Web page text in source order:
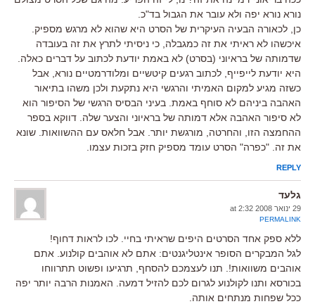
נורא נורא יפה ולא עובר את הגבול בד"כ.
כן, לכאורה הבעיה העיקרית של הסרט היא שהוא לא מרגש מספיק.
איכשהו לא ראיתי את זה כמגבלה, כי ניסיתי לתרץ את זה בעובדה
שדמותה של בראיוני (בסרט) לא באמת יודעת לכתוב על דברים כאלה.
היא יודעת לייפייף, לכתוב רגעים קיטשיים ומלודרמטיים נורא, אבל
כשזה מגיע למקום האמיתי והרגשי היא נתקעת ולכן משהו בתיאור
האהבה ביניהם לא סוחף באמת. בעיני הבסיס הרגשי של הסיפור הוא
לא סיפור האהבה אלא דמותה של בראיוני והצער שלה. דווקא בספר
ההחמצה הזו, והחרטה, מורגשת יותר. אבל חלאס עם ההשוואות. שונא
את זה. "כפרה" הסרט עומד מספיק חזק בזכות עצמו.
REPLY
גלעד
29 ינואר 2008 at 2:32
PERMALINK
ללא ספק אחד הסרטים היפים שראיתי בחיי. לכו לראות דחוף!
לגל המבקרים הסופר אינטליגנטים: אתם לא אוהבים קולנוע. אתם
אוהבים משוואות!. תנו לעצמכם להסחף, תרגיעו ופשוט תתרווחו
בכורסא ותנו לקולנוע לגרום לכם להזיל דמעה. האמנות הרבה יותר יפה
ככל שפחות מנתחים אותה.